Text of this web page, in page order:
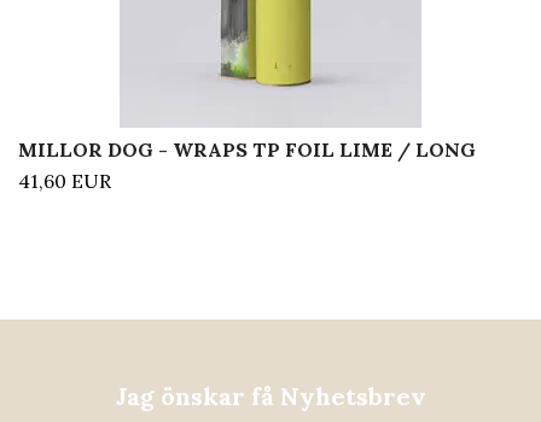
MILLOR DOG - WRAPS TP FOIL LIME / LONG
41,60 EUR
Jag önskar få Nyhetsbrev